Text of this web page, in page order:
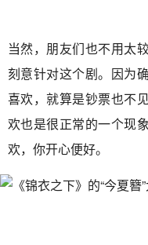
当然，朋友们也不用太
刻意针对这个剧。因为
喜欢，就算是钞票也不
欢也是很正常的一个现
欢，你开心便好。